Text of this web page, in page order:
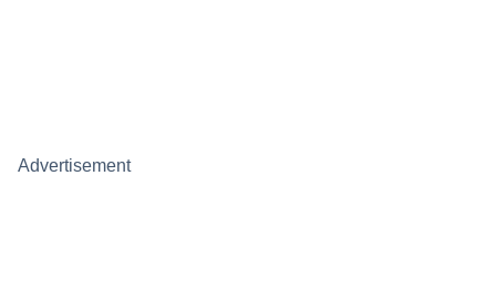
Advertisement